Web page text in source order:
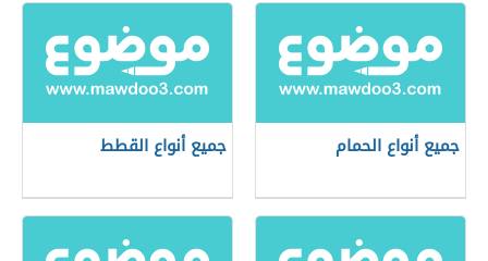
جميع أنواع الحمام جميع أنواع القطط